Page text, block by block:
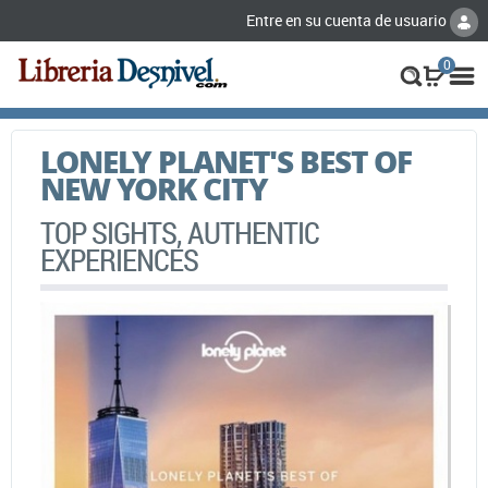
Entre en su cuenta de usuario
0
LONELY PLANET'S BEST OF
NEW YORK CITY
TOP SIGHTS, AUTHENTIC
EXPERIENCES